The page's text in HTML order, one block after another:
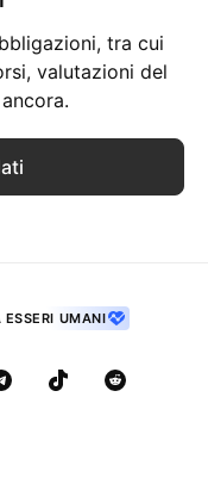
tra cui
valutazioni del
UMANI